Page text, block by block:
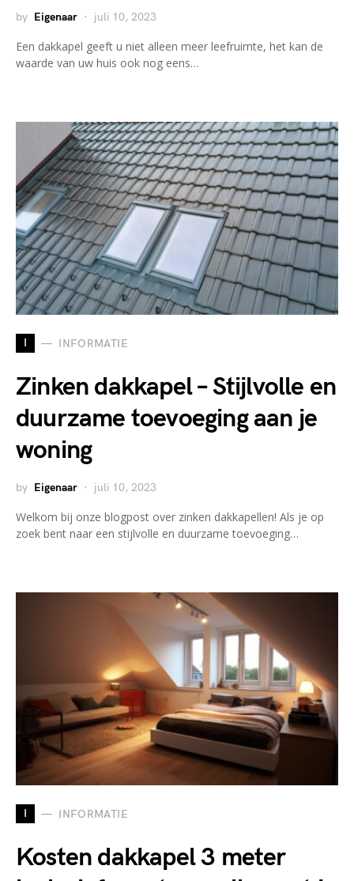
by Eigenaar juli 10, 2023
Een dakkapel geeft u niet alleen meer leefruimte, het kan de
waarde van uw huis ook nog eens…
I INFORMATIE
Zinken dakkapel – Stijlvolle en
duurzame toevoeging aan je
woning
by Eigenaar juli 10, 2023
Welkom bij onze blogpost over zinken dakkapellen! Als je op
zoek bent naar een stijlvolle en duurzame toevoeging…
I INFORMATIE
Kosten dakkapel 3 meter